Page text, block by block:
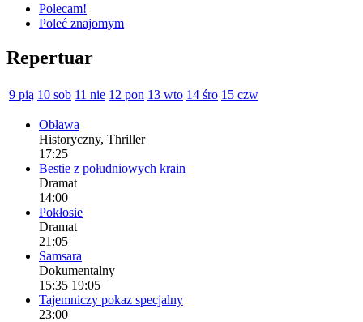
Polecam!
Poleć znajomym
Repertuar
9 pią 10 sob 11 nie 12 pon 13 wto 14 śro 15 czw
Obława
Historyczny, Thriller
17:25
Bestie z południowych krain
Dramat
14:00
Pokłosie
Dramat
21:05
Samsara
Dokumentalny
15:35 19:05
Tajemniczy pokaz specjalny
23:00